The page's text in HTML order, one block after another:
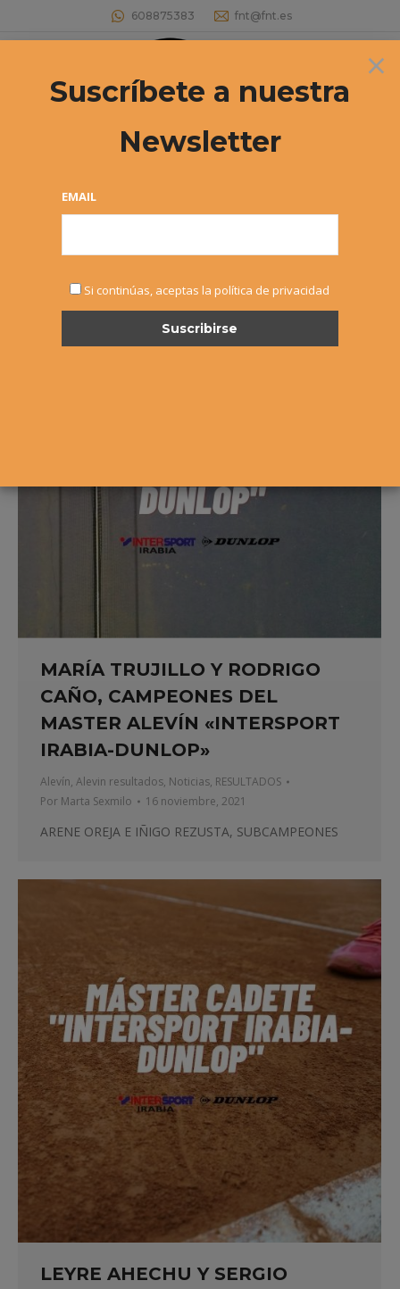
608875383 fnt@fnt.es
Buscar:
Archivos por año:2021
MARÍA TRUJILLO Y RODRIGO
CAÑO, CAMPEONES DEL
MASTER ALEVÍN «INTERSPORT
IRABIA-DUNLOP»
Alevín, Alevin resultados, Noticias, RESULTADOS
Por Marta Sexmilo 16 noviembre, 2021
ARENE OREJA E IÑIGO REZUSTA, SUBCAMPEONES
LEYRE AHECHU Y SERGIO
×
Suscríbete a nuestra
Newsletter
EMAIL
Si continúas, aceptas la política de privacidad